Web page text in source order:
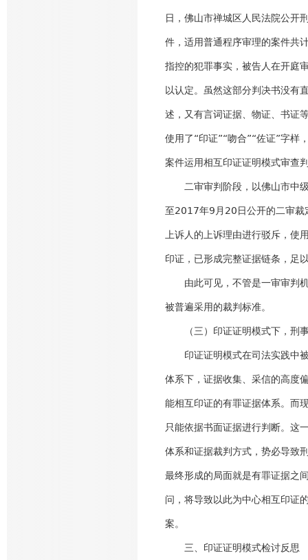
日，佛山市禅城区人民法院公开
件，适用普通程序审理的案件共
指控的犯罪事实，被告人在开庭
以认定。虽然这部分判决书没有
述，又有言词证据、物证、书证
使用了“印证”“吻合”“佐证”字
案件运用相互印证证明模式审查
二审审判阶段，以佛山市中级
至2017年9月20日公开的二审裁
上诉人的上诉理由进行驳斥，
印证，已形成完整证据链条，足
由此可见，不管是一审审判机
被普遍采用的裁判标准。
（三）印证证明模式下，刑事
印证证明模式在司法实践中被
体系下，证据收集、采信的高度
能相互印证的有罪证据体系。而
只能依据书面证据进行判断。这
体系和证据裁判方式，势必导致
最终形成的局面就是有罪证据之
问，将导致以此为中心相互印证
案。
三、印证证明模式检讨反思